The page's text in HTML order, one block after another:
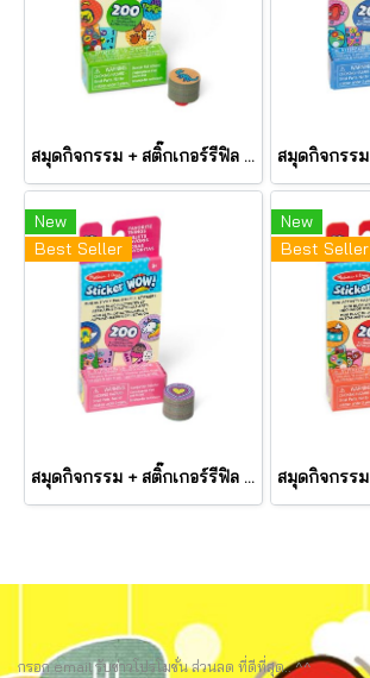
สมุดกิจกรรม + สติ๊กเกอร์รีฟิล ตีมไดโนเสาร์ Mini Activity Pad & Refill Stickers Dinosaur รุ่น 50298 ยี่ห้อ Melissa & Dou
New
Best Seller
สมุดกิจกรรม + สติ๊กเกอร์รีฟิล ตีมรวมสิ่งที่ชอบ Mini Activity Pad & Refill Stickers Favorite Things รุ่น 50296 ยี่ห้อ Melissa & Doug
New
Best Seller
กรอก email รับข่าวโปรโมชั่น ส่วนลด ที่ดีที่สุด.. ^^